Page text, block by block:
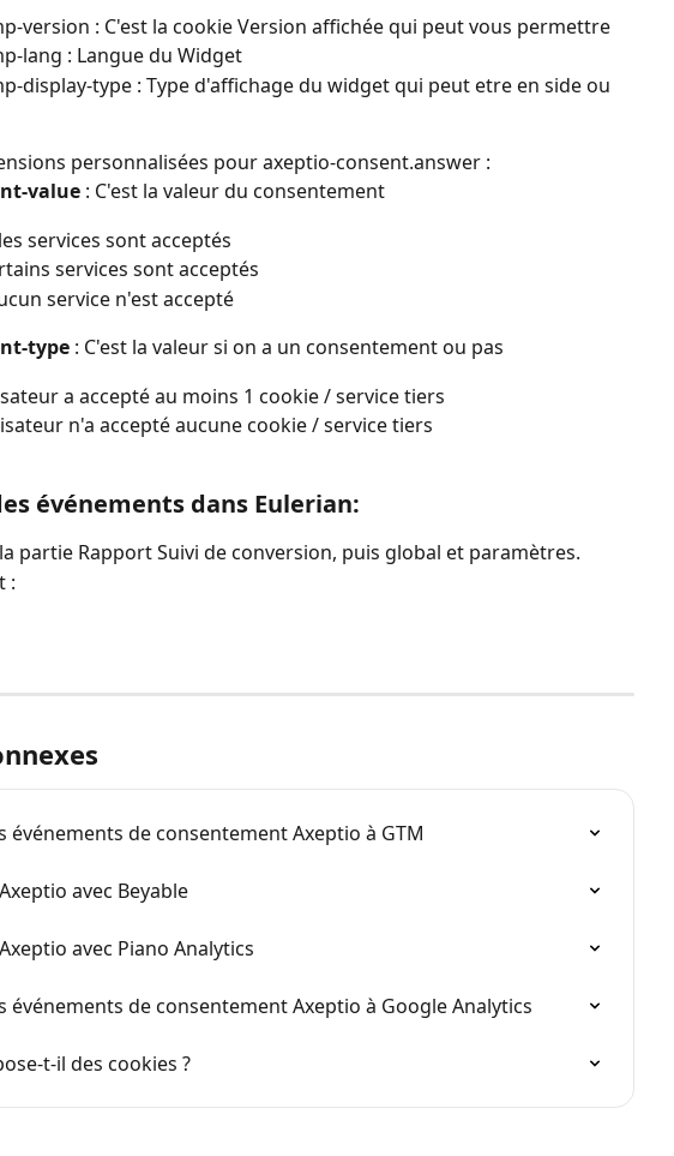
version : C'est la cookie Version affichée qui peut vous permettre
lang : Langue du Widget
display-type : Type d'affichage du widget qui peut etre en side ou
personnalisées pour axeptio-consent.answer :
value : C'est la valeur du consentement
services sont acceptés
services sont acceptés
service n'est accepté
type : C'est la valeur si on a un consentement ou pas
a accepté au moins 1 cookie / service tiers
n'a accepté aucune cookie / service tiers
événements dans Eulerian:
partie Rapport Suivi de conversion, puis global et paramètres.
:
événements de consentement Axeptio à GTM
avec Beyable
avec Piano Analytics
événements de consentement Axeptio à Google Analytics
t-il des cookies ?